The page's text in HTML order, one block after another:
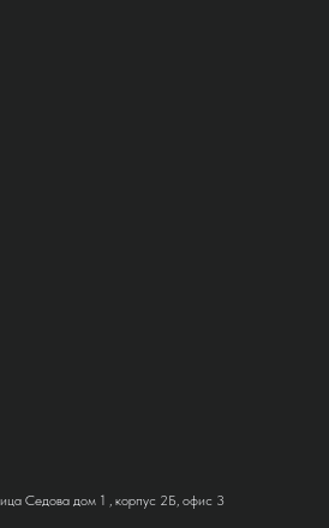
Седова дом 1 , корпус 2Б, офис 3